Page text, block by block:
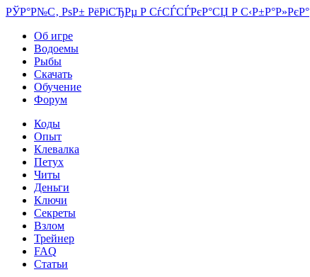
РЎР°Р№С‚ РѕР± РёРіСЂРµ Р СѓСЃСЃРєР°СЏ Р С‹Р±Р°Р»РєР°
Об игре
Водоемы
Рыбы
Скачать
Обучение
Форум
Коды
Опыт
Клевалка
Петух
Читы
Деньги
Ключи
Секреты
Взлом
Трейнер
FAQ
Статьи